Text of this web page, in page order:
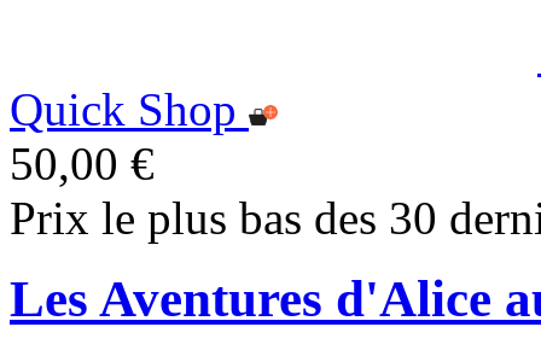
Quick Shop
50,00 €
Prix le plus bas des 30
Les Aventures d'Alice